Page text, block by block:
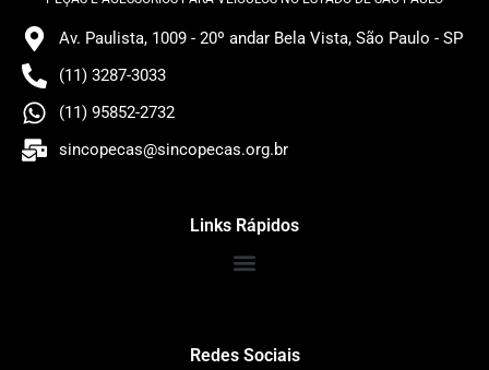
Av. Paulista, 1009 - 20º andar Bela Vista, São Paulo - SP
(11) 3287-3033
(11) 95852-2732
sincopecas@sincopecas.org.br
Links Rápidos
Redes Sociais